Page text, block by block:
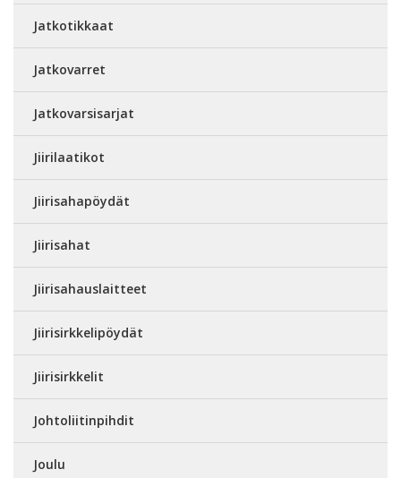
Jatkotikkaat
Jatkovarret
Jatkovarsisarjat
Jiirilaatikot
Jiirisahapöydät
Jiirisahat
Jiirisahauslaitteet
Jiirisirkkelipöydät
Jiirisirkkelit
Johtoliitinpihdit
Joulu